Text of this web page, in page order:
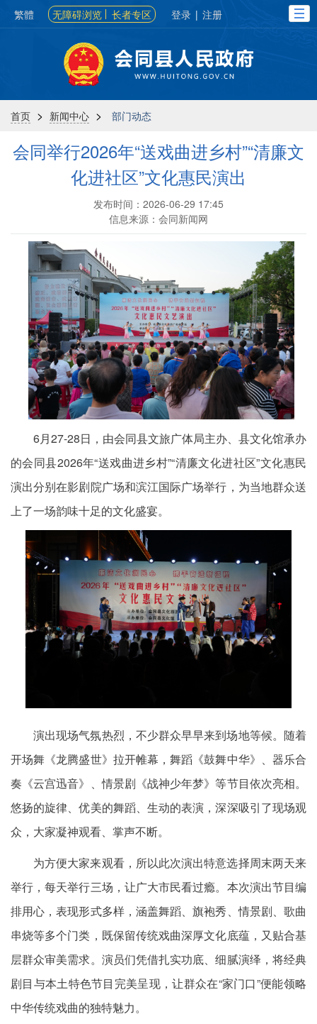
繁體 无障碍浏览 长者专区 登录 | 注册
首页 > 新闻中心 > 部门动态
会同举行2026年“送戏曲进乡村”“清廉文
化进社区”文化惠民演出
发布时间：2026-06-29 17:45
信息来源：会同新闻网
6月27-28日，由会同县文旅广体局主办、县文化馆承办
的会同县2026年“送戏曲进乡村”“清廉文化进社区”文化惠民
演出分别在影剧院广场和滨江国际广场举行，为当地群众送
上了一场韵味十足的文化盛宴。
演出现场气氛热烈，不少群众早早来到场地等候。随着
开场舞《龙腾盛世》拉开帷幕，舞蹈《鼓舞中华》、器乐合
奏《云宫迅音》、情景剧《战神少年梦》等节目依次亮相。
悠扬的旋律、优美的舞蹈、生动的表演，深深吸引了现场观
众，大家凝神观看、掌声不断。
为方便大家来观看，所以此次演出特意选择周末两天来
举行，每天举行三场，让广大市民看过瘾。本次演出节目编
排用心，表现形式多样，涵盖舞蹈、旗袍秀、情景剧、歌曲
串烧等多个门类，既保留传统戏曲深厚文化底蕴，又贴合基
层群众审美需求。演员们凭借扎实功底、细腻演绎，将经典
剧目与本土特色节目完美呈现，让群众在“家门口”便能领略
中华传统戏曲的独特魅力。